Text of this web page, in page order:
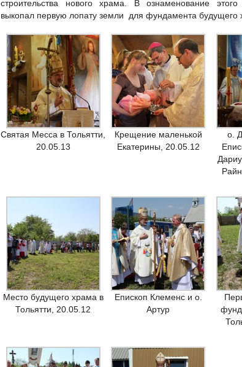
строительства нового храма. В ознаменование
выкопал первую лопату земли для фундамента будущего
Святая Месса в Тольятти,
20.05.13
Крещение маленькой
Екатерины, 20.05.12
о.
Место будущего храма в
Тольятти, 20.05.12
Епископ Клеменс и о.
Артур